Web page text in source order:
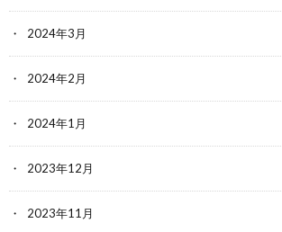
2024年3月
2024年2月
2024年1月
2023年12月
2023年11月